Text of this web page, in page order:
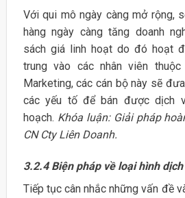
Với qui mô ngày càng mở rộng,
hàng ngày càng tăng doanh
sách giá linh hoạt do đó hoạt
trung vào các nhân viên
Marketing, các cán bộ này sẽ
các yếu tố để bán được dịch
hoạch. Khóa luận: Giải pháp
CN Cty Liên Doanh.
3.2.4 Biện pháp về loại hình dịch
Tiếp tục cân nhắc những vấn đề